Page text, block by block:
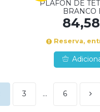
PLAFON DE
BRANCO
Reserva,
3 … 6